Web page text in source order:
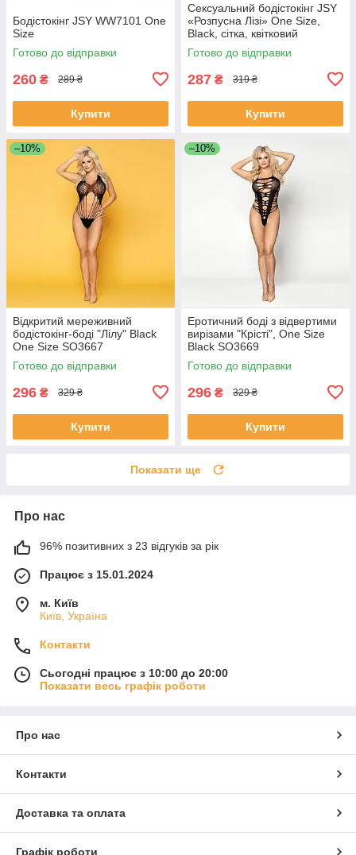
Бодістокінг JSY WW7101 One
Size
Готово до відправки
260 ₴ 289 ₴
Купити
Сексуальний бодістокінг JSY
«Розпусна Лізі» One Size,
Black, сітка, квітковий
візерунок SO8348
Готово до відправки
287 ₴ 319 ₴
Купити
–10%
Відкритий мереживний
бодістокінг-боді "Лілу" Black
One Size SO3667
Готово до відправки
296 ₴ 329 ₴
Купити
–10%
Еротичний боді з відвертими
вирізами "Крісті", One Size
Black SO3669
Готово до відправки
296 ₴ 329 ₴
Купити
Показати ще
Про нас
96% позитивних з 23 відгуків за рік
Працює з 15.01.2024
м. Київ
Київ, Україна
Контакти
Сьогодні працює з 10:00 до 20:00
Показати весь графік роботи
Про нас
Контакти
Доставка та оплата
Графік роботи